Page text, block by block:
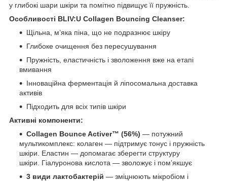
у глибокі шари шкіри та помітно підвищує її пружність.
Особливості BLIV:U Collagen Bouncing Cleanser:
Щільна, м’яка піна, що не подразнює шкіру
Глибоке очищення без пересушування
Пружність, еластичність і зволоження вже на етапі
вмивання
Інноваційна ферментація й ліпосомальна доставка
активів
Підходить для всіх типів шкіри
Активні компоненти:
Collagen Bounce Activer™ (56%) — потужний
мультикомплекс: колаген — підтримує тонус і пружність
шкіри. Еластин — допомагає зберегти структуру
шкіри. Гіалуронова кислота — зволожує і пом’якшує
3 види лактобактерій — зміцнюють мікробіом і